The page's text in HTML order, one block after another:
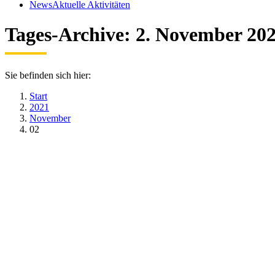
NewsAktuelle Aktivitäten
Tages-Archive: 2. November
Sie befinden sich hier:
Start
2021
November
02